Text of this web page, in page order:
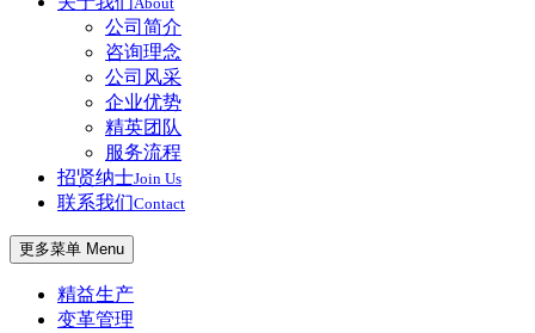
公司简介
咨询理念
公司风采
企业优势
精英团队
服务流程
招贤纳士Join Us
联系我们Contact
更多菜单 Menu
精益生产
变革管理